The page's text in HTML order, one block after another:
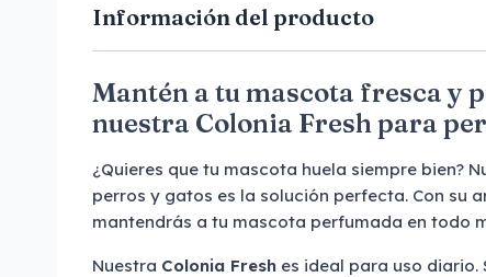
Información del producto
Mantén a tu mascota fresca y
nuestra Colonia Fresh para
¿Quieres que tu mascota huela siempre bien?
perros y gatos es la solución perfecta. Con su
mantendrás a tu mascota perfumada en todo
Nuestra Colonia Fresh es ideal para uso diario.